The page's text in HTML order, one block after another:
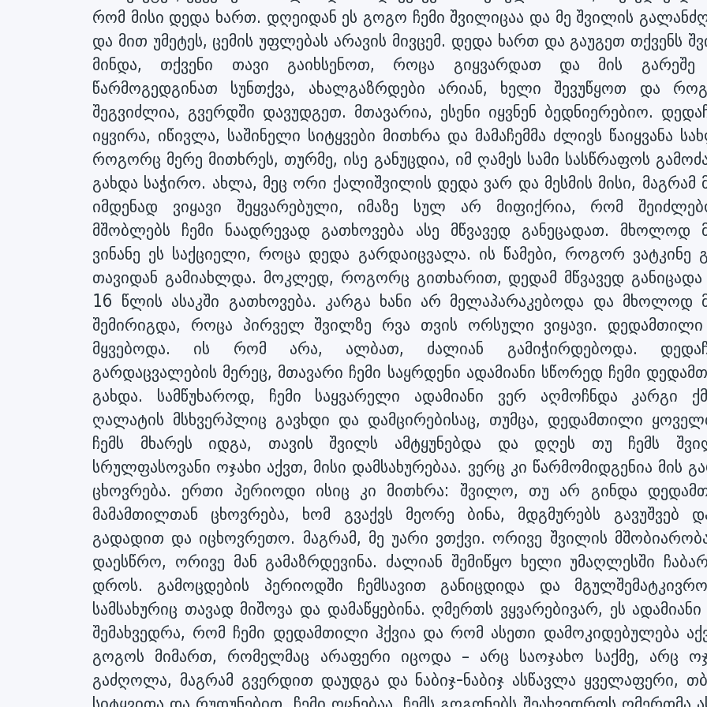
რომ მისი დედა ხართ. დღეიდან ეს გოგო ჩემი შვილიცაა და მე შვილის
და მით უმეტეს, ცემის უფლებას არავის მივცემ. დედა ხართ და გაუგეთ თქვენს
მინდა, თქვენი თავი გაიხსენოთ, როცა გიყვარდათ და მის გარეშე
წარმოგედგინათ სუნთქვა, ახალგაზრდები არიან, ხელი შევუწყოთ და
შეგვიძლია, გვერდში დავუდგეთ. მთავარია, ესენი იყვნენ ბედნიერებიო.
იყვირა, იწივლა, საშინელი სიტყვები მითხრა და მამაჩემმა ძლივს წაიყვანა
როგორც მერე მითხრეს, თურმე, ისე განუცდია, იმ ღამეს სამი სასწრაფოს
გახდა საჭირო. ახლა, მეც ორი ქალიშვილის დედა ვარ და მესმის მისი, მაგრამ
იმდენად ვიყავი შეყვარებული, იმაზე სულ არ მიფიქრია, რომ
მშობლებს ჩემი ნაადრევად გათხოვება ასე მწვავედ განეცადათ. მხოლოდ
ვინანე ეს საქციელი, როცა დედა გარდაიცვალა. ის წამები, როგორ ვატკინე
თავიდან გამიახლდა. მოკლედ, როგორც გითხარით, დედამ მწვავედ განიცადა
16 წლის ასაკში გათხოვება. კარგა ხანი არ მელაპარაკებოდა და მხოლოდ
შემირიგდა, როცა პირველ შვილზე რვა თვის ორსული ვიყავი.
მყვებოდა. ის რომ არა, ალბათ, ძალიან გამიჭირდებოდა.
გარდაცვალების მერეც, მთავარი ჩემი საყრდენი ადამიანი სწორედ ჩემი
გახდა. სამწუხაროდ, ჩემი საყვარელი ადამიანი ვერ აღმოჩნდა კარგი
ღალატის მსხვერპლიც გავხდი და დამცირებისაც, თუმცა, დედამთილი
ჩემს მხარეს იდგა, თავის შვილს ამტყუნებდა და დღეს თუ ჩემს
სრულფასოვანი ოჯახი აქვთ, მისი დამსახურებაა. ვერც კი წარმომიდგენია მის
ცხოვრება. ერთი პერიოდი ისიც კი მითხრა: შვილო, თუ არ გინდა
მამამთილთან ცხოვრება, ხომ გვაქვს მეორე ბინა, მდგმურებს გავუშვებ
გადადით და იცხოვრეთო. მაგრამ, მე უარი ვთქვი. ორივე შვილის
დაესწრო, ორივე მან გამაზრდევინა. ძალიან შემიწყო ხელი უმაღლესში
დროს. გამოცდების პერიოდში ჩემსავით განიცდიდა და
სამსახურიც თავად მიშოვა და დამაწყებინა. ღმერთს ვყვარებივარ, ეს
შემახვედრა, რომ ჩემი დედამთილი ჰქვია და რომ ასეთი დამოკიდებულება
გოგოს მიმართ, რომელმაც არაფერი იცოდა – არც საოჯახო საქმე, არც
გაძღოლა, მაგრამ გვერდით დაუდგა და ნაბიჯ-ნაბიჯ ასწავლა ყველაფერი,